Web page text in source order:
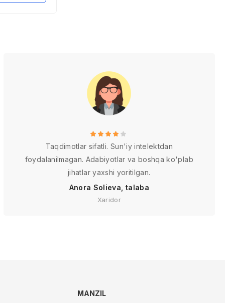
Taqdimotlar sifatli. Sun'iy intelektdan
foydalanilmagan. Adabiyotlar va boshqa ko'plab
jihatlar yaxshi yoritilgan.
Anora Solieva, talaba
Xaridor
MANZIL